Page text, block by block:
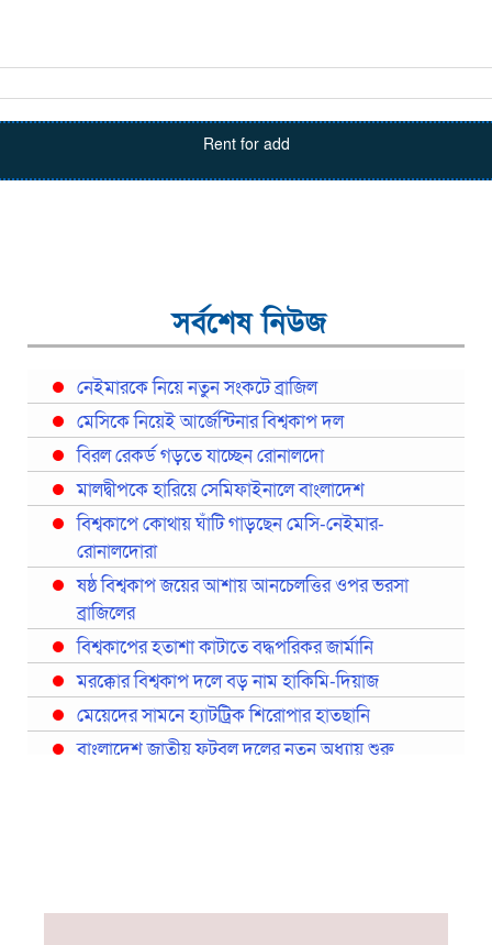
Rent for add
সর্বশেষ নিউজ
নেইমারকে নিয়ে নতুন সংকটে ব্রাজিল
মেসিকে নিয়েই আর্জেন্টিনার বিশ্বকাপ দল
বিরল রেকর্ড গড়তে যাচ্ছেন রোনালদো
মালদ্বীপকে হারিয়ে সেমিফাইনালে বাংলাদেশ
বিশ্বকাপে কোথায় ঘাঁটি গাড়ছেন মেসি-নেইমার-
রোনালদোরা
ষষ্ঠ বিশ্বকাপ জয়ের আশায় আনচেলত্তির ওপর ভরসা
ব্রাজিলের
বিশ্বকাপের হতাশা কাটাতে বদ্ধপরিকর জার্মানি
মরক্কোর বিশ্বকাপ দলে বড় নাম হাকিমি-দিয়াজ
মেয়েদের সামনে হ্যাটট্রিক শিরোপার হাতছানি
বাংলাদেশ জাতীয় ফুটবল দলের নতুন অধ্যায় শুরু
সরিয়ে নিয়েছে ইরান